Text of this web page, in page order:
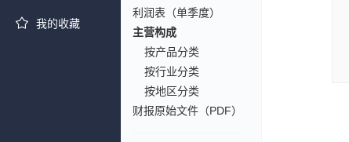
我的收藏
利润表（单季度）
主营构成
按产品分类
按行业分类
按地区分类
财报原始文件（PDF）